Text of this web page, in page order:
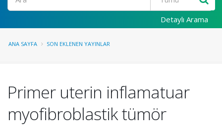
Detaylı Arama
ANA SAYFA SON EKLENEN YAYINLAR
Primer uterin inflamatuar
myofibroblastik tümör